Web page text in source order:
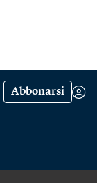
Abbonarsi